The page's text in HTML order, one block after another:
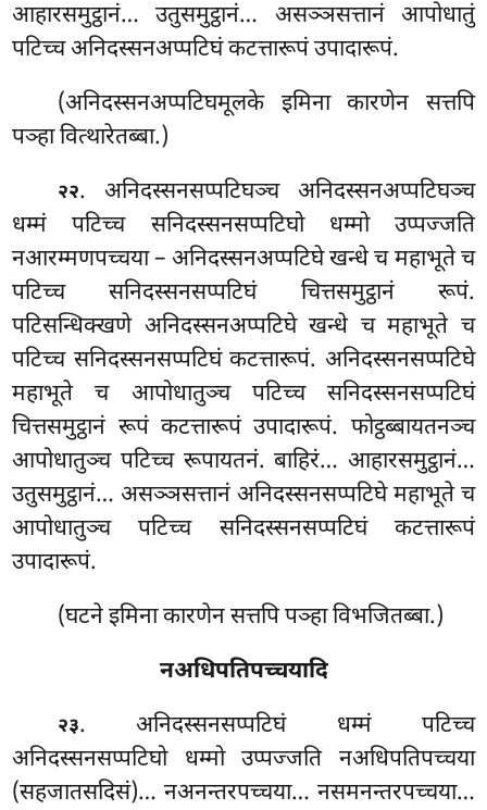
आहारसमुट्ठानं… उतुसमुट्ठानं… असञ्ञसत्तानं आपोधातुं
पटिच्च अनिदस्सनअप्पटिघं कटत्तारूपं उपादारूपं.
(अनिदस्सनअप्पटिघमूलके इमिना कारणेन सत्तपि
पञ्हा वित्थारेतब्बा.)
२२. अनिदस्सनसप्पटिघञ्च अनिदस्सनअप्पटिघञ्च
धम्मं पटिच्च सनिदस्सनसप्पटिघो धम्मो उप्पज्जति
नआरम्मणपच्चया – अनिदस्सनअप्पटिघे खन्धे च महाभूते च
पटिच्च सनिदस्सनसप्पटिघं चित्तसमुट्ठानं रूपं.
पटिसन्धिक्खणे अनिदस्सनअप्पटिघे खन्धे च महाभूते च
पटिच्च सनिदस्सनसप्पटिघं कटत्तारूपं. अनिदस्सनसप्पटिघे
महाभूतेच आपोधातुञ्च पटिच्च सनिदस्सनसप्पटिघं
चित्तसमुट्ठानं रूपं कटत्तारूपं उपादारूपं. फोट्ठब्बायतनञ्च
आपोधातुञ्च पटिच्च रूपायतनं. बाहिरं… आहारसमुट्ठानं…
उतुसमुट्ठानं… असञ्ञसत्तानं अनिदस्सनसप्पटिघे महाभूते च
आपोधातुञ्च पटिच्च सनिदस्सनसप्पटिघं कटत्तारूपं
उपादारूपं.
(घटने इमिना कारणेन सत्तपि पञ्हा विभजितब्बा.)
नअधिपतिपच्चयादि
२३. अनिदस्सनसप्पटिघं धम्मं पटिच्च
अनिदस्सनसप्पटिघो धम्मो उप्पज्जति नअधिपतिपच्चया
(सहजातसदिसं)… नअनन्तरपच्चया… नसमनन्तरपच्चया…